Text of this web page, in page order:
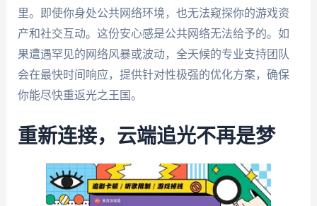
里。即使你身处公共网络环境，也无法窥探你的游戏资
产和社交互动。这份安心感是公共网络无法给予的。如
果遭遇罕见的网络风暴或波动，全天候的专业支持团队
会在最快时间响应，提供针对性极强的优化方案，确保
你能尽快重返光之王国。
重新连接，云端追光不再是梦